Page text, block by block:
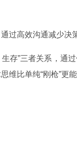
过高效沟通减少决
存”三者关系，通
维比单纯“刚枪”更能